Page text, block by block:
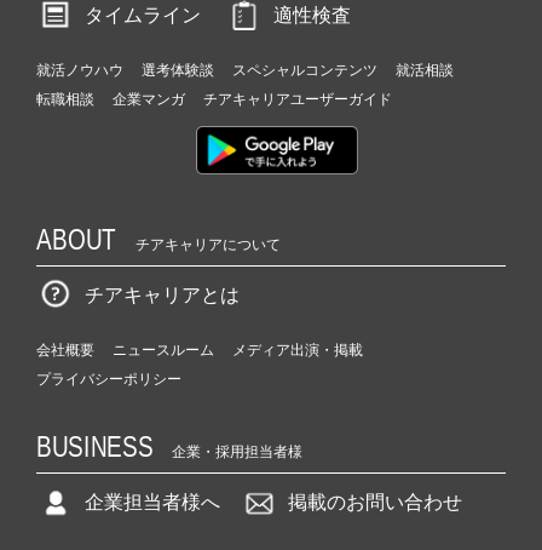
タイムライン
適性検査
就活ノウハウ 選考体験談 スペシャルコンテンツ
就活相談
転職相談
企業マンガ チアキャリアユーザーガイド
ABOUT チアキャリアについて
チアキャリアとは
会社概要 ニュースルーム
メディア出演・掲載
プライバシーポリシー
BUSINESS 企業・採用担当者様
企業担当者様へ 掲載のお問い合わせ